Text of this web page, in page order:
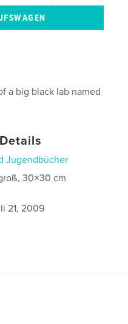
a big black lab named
Jugendbücher
30×30 cm
21, 2009